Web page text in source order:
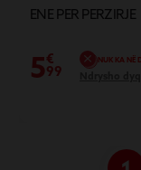
ENE PER PERZIRJE
5€
99
NUK KA NË